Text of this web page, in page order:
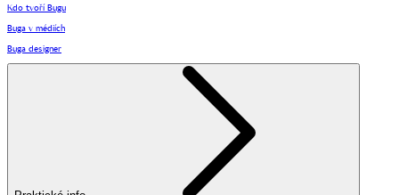
Kdo tvoří Bugu
Buga v médiích
Buga designer